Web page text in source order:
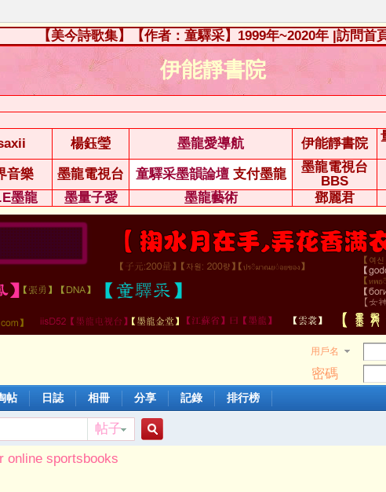
【美今詩歌集】【作者：童驛采】1999年~2020年 |訪問首
伊能靜書院
楊鈺瑩 墨龍愛導航 伊能靜書院
音樂 墨龍電視台 童驛采墨韻論壇 支付墨龍
墨龍電視台
BBS
墨龍 墨量子愛 墨龍藝術 鄧麗君
用戶名
密碼
帖 日誌 相冊 分享 記錄 排行榜
帖子
online sportsbooks